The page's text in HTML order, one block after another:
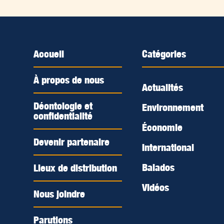
Accueil
À propos de nous
Déontologie et
confidentialité
Devenir partenaire
Lieux de distribution
Nous joindre
Parutions
Catégories
Actualités
Environnement
Économie
International
Balados
Vidéos